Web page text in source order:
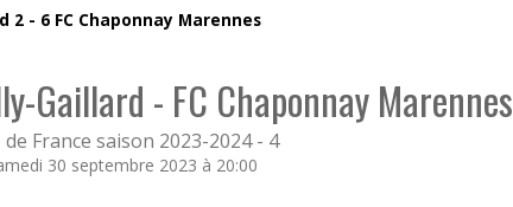
2 - 6 FC Chaponnay Marennes
Gaillard - FC Chaponnay Marennes
France saison 2023-2024 - 4
30 septembre 2023 à 20:00